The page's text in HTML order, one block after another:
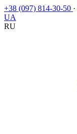
+38 (097) 814-30-50 ·
UA
RU